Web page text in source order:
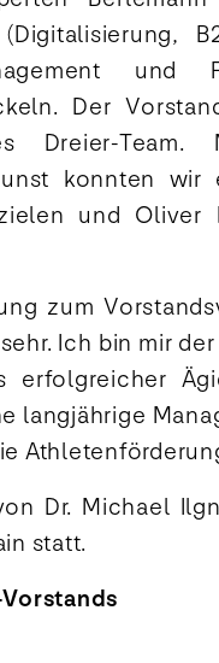
und
Der
Dreier-Team.
konnten wir
und Oliver
zum
Ich bin mir
erfolgreicher
langjährige
Dr. Michael
statt.